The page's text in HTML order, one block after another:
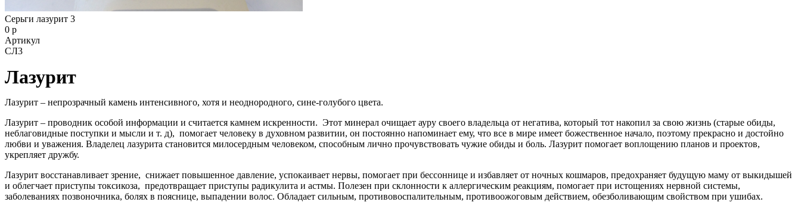
Серьги лазурит 3
0 р
Артикул
СЛ3
Лазурит
Лазурит – непрозрачный камень интенсивного, хотя и неоднородного, сине-голубого цвета.
Лазурит – проводник особой информации и считается камнем искренности. Этот минерал очищает ауру своего владельца от негатива, который тот накопил за свою жизнь (старые обиды,
неблаговидные поступки и мысли и т. д), помогает человеку в духовном развитии, он постоянно напоминает ему, что все в мире имеет божественное начало, поэтому прекрасно и достойно
любви и уважения. Владелец лазурита становится милосердным человеком, способным лично прочувствовать чужие обиды и боль. Лазурит помогает воплощению планов и проектов,
укрепляет дружбу.
Лазурит восстанавливает зрение, снижает повышенное давление, успокаивает нервы, помогает при бессоннице и избавляет от ночных кошмаров, предохраняет будущую маму от выкидышей
и облегчает приступы токсикоза, предотвращает приступы радикулита и астмы. Полезен при склонности к аллергическим реакциям, помогает при истощениях нервной системы,
заболеваниях позвоночника, болях в пояснице, выпадении волос. Обладает сильным, противовоспалительным, противоожоговым действием, обезболивающим свойством при ушибах.